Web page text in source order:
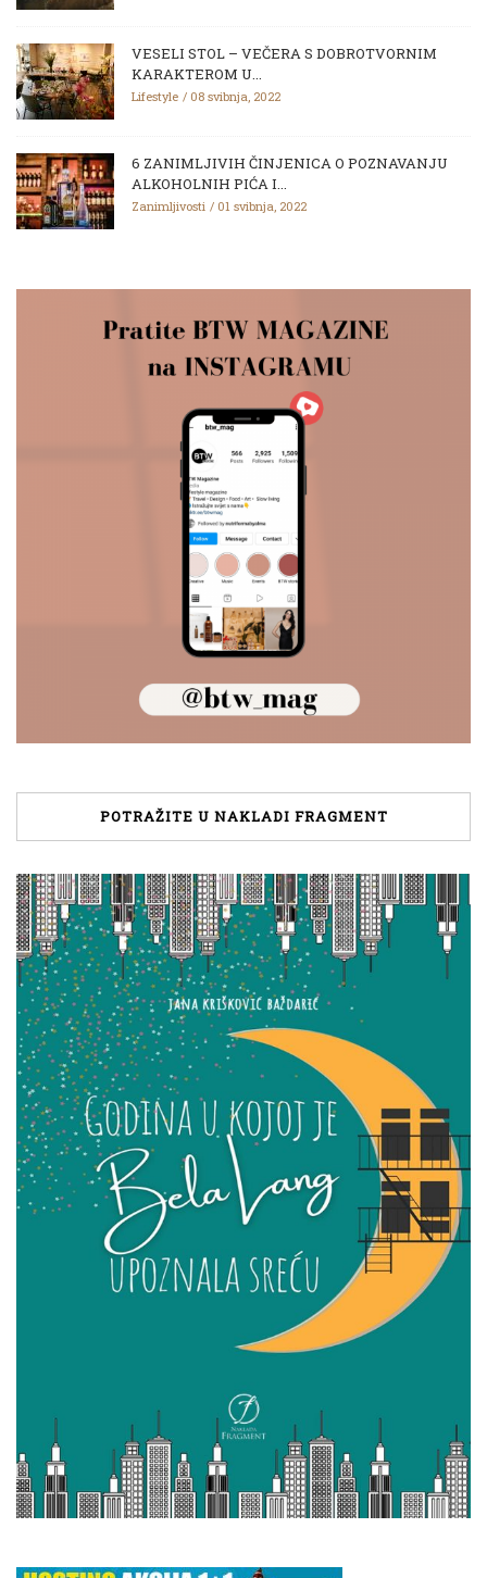
VESELI STOL – VEČERA S DOBROTVORNIM
KARAKTEROM U...
Lifestyle 08 svibnja, 2022
6 ZANIMLJIVIH ČINJENICA O POZNAVANJU
ALKOHOLNIH PIĆA I...
Zanimljivosti 01 svibnja, 2022
POTRAŽITE U NAKLADI FRAGMENT